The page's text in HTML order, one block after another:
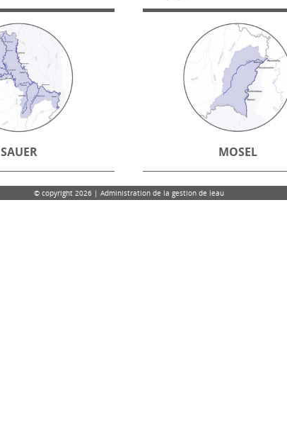
SAUER MOSEL
© copyright 2026 | Administration de la gestion de leau